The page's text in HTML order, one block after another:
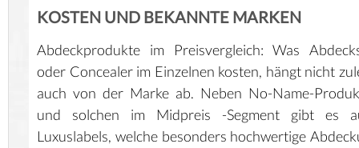
KOSTEN UND BEKANNTE MARKEN
Abdeckprodukte im Preisvergleich: Was
oder Concealer im Einzelnen kosten, hängt nicht
auch von der Marke ab. Neben No-Name-
und solchen im Midpreis -Segment gibt es
Luxuslabels, welche besonders hochwertige